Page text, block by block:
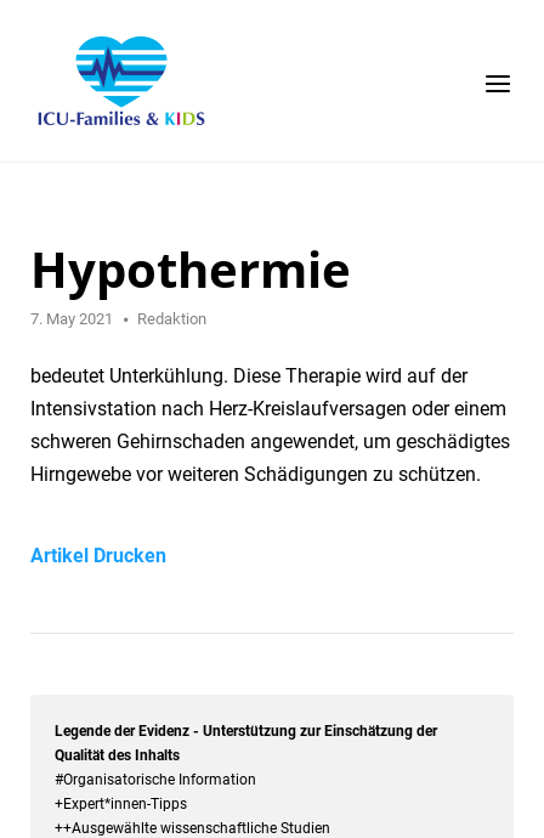
Menu
Hypothermie
7. May 2021 Redaktion
bedeutet Unterkühlung. Diese Therapie wird auf der
Intensivstation nach Herz-Kreislaufversagen oder einem
schweren Gehirnschaden angewendet, um geschädigtes
Hirngewebe vor weiteren Schädigungen zu schützen.
Artikel Drucken
Legende der Evidenz - Unterstützung zur Einschätzung der
Qualität des Inhalts
#Organisatorische Information
+Expert*innen-Tipps
++Ausgewählte wissenschaftliche Studien